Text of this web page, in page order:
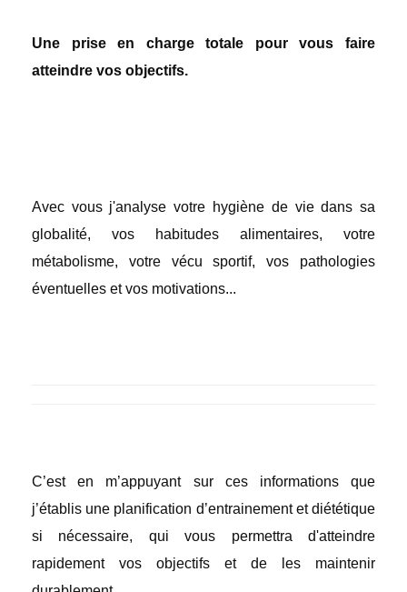
Une prise en charge totale pour vous faire
atteindre vos objectifs.
Avec vous j'analyse votre hygiène de vie dans sa
globalité, vos habitudes alimentaires, votre
métabolisme, votre vécu sportif, vos pathologies
éventuelles et vos motivations...
C’est en m’appuyant sur ces informations que
j’établis une planification d’entrainement et diététique
si nécessaire, qui vous permettra d'atteindre
rapidement vos objectifs et de les maintenir